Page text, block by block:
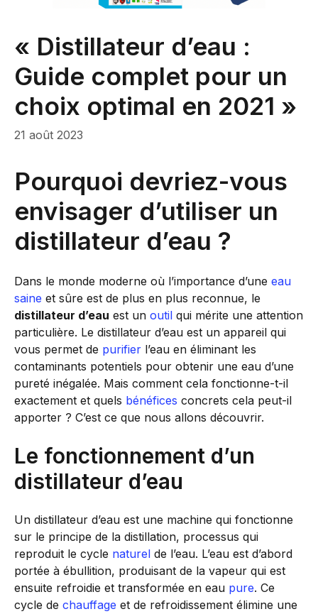
« Distillateur d’eau :
Guide complet pour un
choix optimal en 2021 »
21 août 2023
Pourquoi devriez-vous
envisager d’utiliser un
distillateur d’eau ?
Dans le monde moderne où l’importance d’une eau
saine et sûre est de plus en plus reconnue, le
distillateur d’eau est un outil qui mérite une attention
particulière. Le distillateur d’eau est un appareil qui
vous permet de purifier l’eau en éliminant les
contaminants potentiels pour obtenir une eau d’une
pureté inégalée. Mais comment cela fonctionne-t-il
exactement et quels bénéfices concrets cela peut-il
apporter ? C’est ce que nous allons découvrir.
Le fonctionnement d’un
distillateur d’eau
Un distillateur d’eau est une machine qui fonctionne
sur le principe de la distillation, processus qui
reproduit le cycle naturel de l’eau. L’eau est d’abord
portée à ébullition, produisant de la vapeur qui est
ensuite refroidie et transformée en eau pure. Ce
cycle de chauffage et de refroidissement élimine une